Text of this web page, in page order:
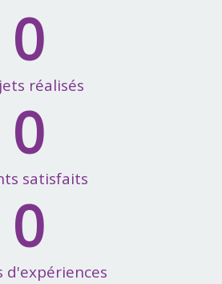
réalisés
0
satisfaits
0
d'expériences
0